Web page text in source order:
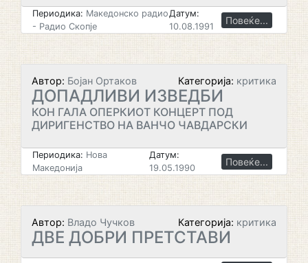
Периодика: Македонско радио
- Радио Скопје
Датум:
10.08.1991
Повеќе...
Автор: Бојан Ортаков Категорија: критика
ДОПАДЛИВИ ИЗВЕДБИ
КОН ГАЛА ОПЕРКИОТ КОНЦЕРТ ПОД
ДИРИГЕНСТВО НА ВАНЧО ЧАВДАРСКИ
Периодика: Нова
Македонија
Датум:
19.05.1990
Повеќе...
Автор: Владо Чучков Категорија: критика
ДВЕ ДОБРИ ПРЕТСТАВИ